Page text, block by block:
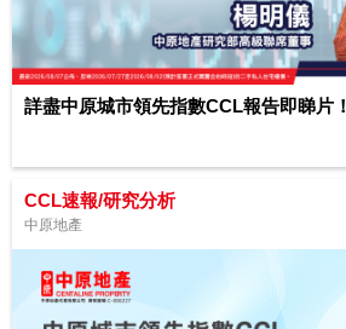
詳盡中原城市領先指數CCL報告即睇片！
CCL速報/研究分析
中原地產